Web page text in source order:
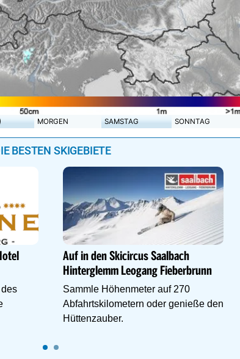
MORGEN SAMSTAG SONNTAG
BESTEN SKIGEBIETE
Auf in den Skicircus Saalbach
Hinterglemm Leogang Fieberbrunn
Sammle Höhenmeter auf 270
Abfahrtskilometern oder genieße den
Hüttenzauber.